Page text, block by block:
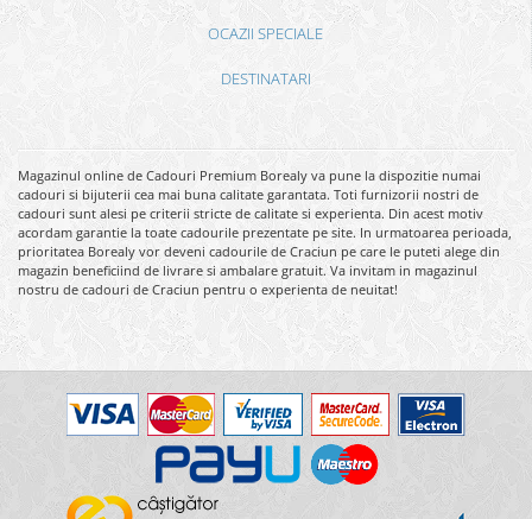
OCAZII SPECIALE
DESTINATARI
Magazinul online de Cadouri Premium Borealy va pune la dispozitie numai
cadouri si bijuterii cea mai buna calitate garantata. Toti furnizorii nostri de
cadouri sunt alesi pe criterii stricte de calitate si experienta. Din acest motiv
acordam garantie la toate cadourile prezentate pe site. In urmatoarea perioada,
prioritatea Borealy vor deveni cadourile de Craciun pe care le puteti alege din
magazin beneficiind de livrare si ambalare gratuit. Va invitam in magazinul
nostru de cadouri de Craciun pentru o experienta de neuitat!